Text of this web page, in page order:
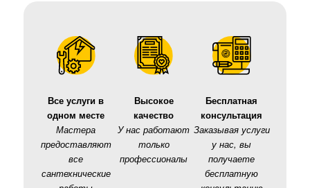
Все услуги в
одном месте
Мастера
предоставляют
все
сантехнические
Высокое
качество
У нас работают
только
профессионалы
Бесплатная
консультация
Заказывая услуги
у нас, вы
получаете
бесплатную